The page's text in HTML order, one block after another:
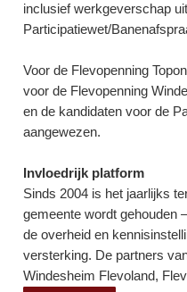
inclusief werkgeverschap
Participatiewet/
Voor de Flevopenning
voor de Flevopenning
en de kandidaten voor de
aangewezen.
Invloedrijk platform
Sinds 2004 is het jaarlijks
gemeente wordt gehouden
de overheid en
versterking. De partners
Windesheim Flevoland,